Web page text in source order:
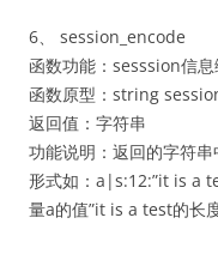
6、 session_encode
函数功能：sesssion信
函数原型：string
返回值：字符串
功能说明：返回的字符
形式如：a|s:12:”it is a
量a的值”it is a test的长